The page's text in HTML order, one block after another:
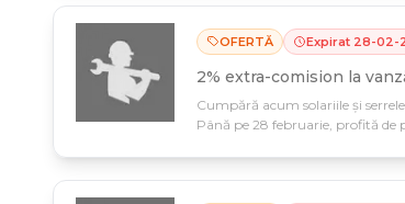
OFERTĂ Expirat 28-02-
2% extra-comision la
Cumpără acum solariile și
Până pe 28 februarie, profită